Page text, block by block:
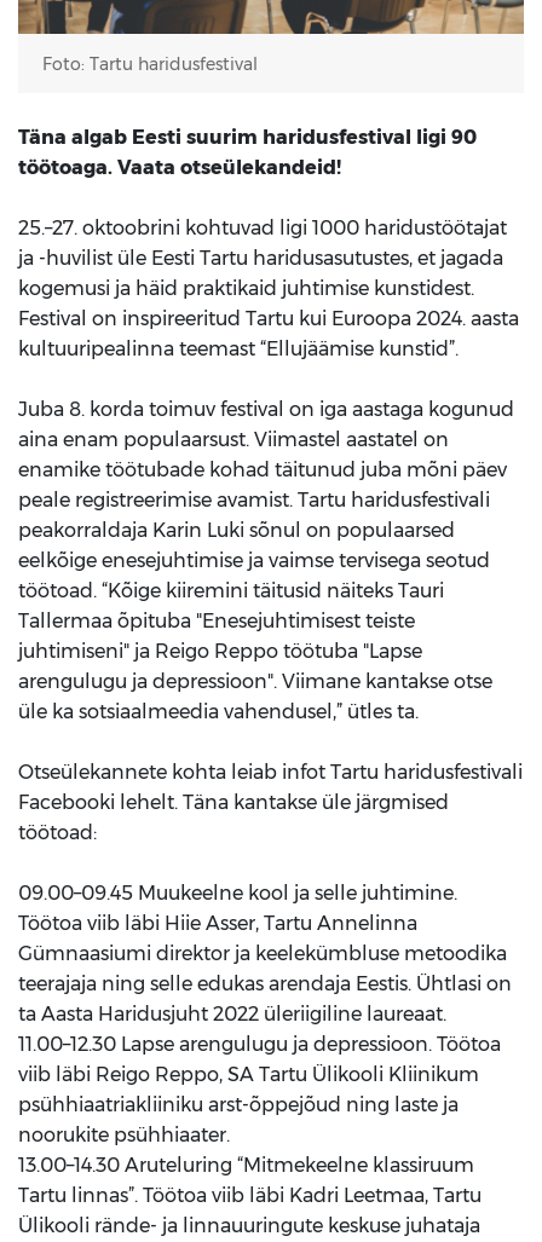
Foto: Tartu haridusfestival
Täna algab Eesti suurim haridusfestival ligi 90
töötoaga. Vaata otseülekandeid!
25.–27. oktoobrini kohtuvad ligi 1000 haridustöötajat
ja -huvilist üle Eesti Tartu haridusasutustes, et jagada
kogemusi ja häid praktikaid juhtimise kunstidest.
Festival on inspireeritud Tartu kui Euroopa 2024. aasta
kultuuripealinna teemast “Ellujäämise kunstid”.
Juba 8. korda toimuv festival on iga aastaga kogunud
aina enam populaarsust. Viimastel aastatel on
enamike töötubade kohad täitunud juba mõni päev
peale registreerimise avamist. Tartu haridusfestivali
peakorraldaja Karin Luki sõnul on populaarsed
eelkõige enesejuhtimise ja vaimse tervisega seotud
töötoad. “Kõige kiiremini täitusid näiteks Tauri
Tallermaa õpituba "Enesejuhtimisest teiste
juhtimiseni" ja Reigo Reppo töötuba "Lapse
arengulugu ja depressioon". Viimane kantakse otse
üle ka sotsiaalmeedia vahendusel,” ütles ta.
Otseülekannete kohta leiab infot Tartu haridusfestivali
Facebooki lehelt. Täna kantakse üle järgmised
töötoad:
09.00–09.45 Muukeelne kool ja selle juhtimine.
Töötoa viib läbi Hiie Asser, Tartu Annelinna
Gümnaasiumi direktor ja keelekümbluse metoodika
teerajaja ning selle edukas arendaja Eestis. Ühtlasi on
ta Aasta Haridusjuht 2022 üleriigiline laureaat.
11.00–12.30 Lapse arengulugu ja depressioon. Töötoa
viib läbi Reigo Reppo, SA Tartu Ülikooli Kliinikum
psühhiaatriakliiniku arst-õppejõud ning laste ja
noorukite psühhiaater.
13.00–14.30 Aruteluring “Mitmekeelne klassiruum
Tartu linnas”. Töötoa viib läbi Kadri Leetmaa, Tartu
Ülikooli rände- ja linnauuringute keskuse juhataja